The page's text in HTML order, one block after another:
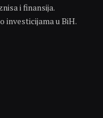
i finansija.
investicijama u BiH.